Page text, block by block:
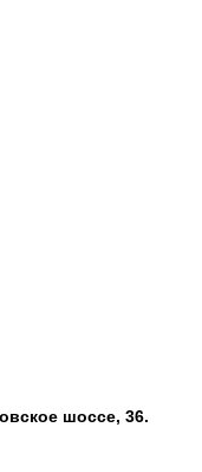
шоссе, 36.